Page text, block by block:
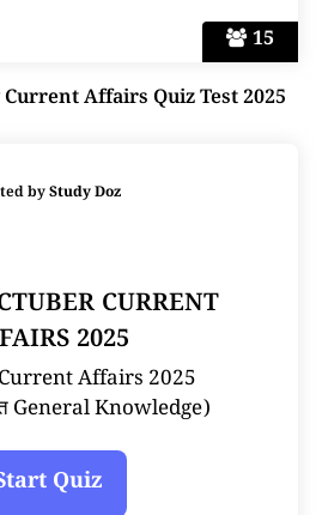
15
Affairs Quiz Test 2025
byStudy Doz
CURRENT
2025
Affairs 2025
General Knowledge)